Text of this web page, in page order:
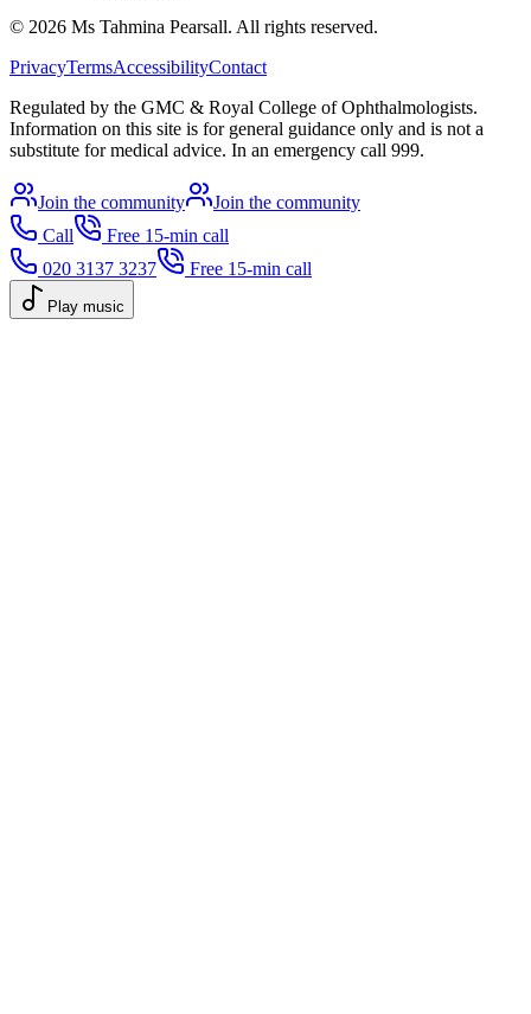
© 2026 Ms Tahmina Pearsall. All rights reserved.
PrivacyTermsAccessibilityContact
Regulated by the GMC & Royal College of Ophthalmologists.
Information on this site is for general guidance only and is not a
substitute for medical advice. In an emergency call 999.
Join the community
Join the community
Call
Free 15-min call
020 3137 3237
Free 15-min call
Play music